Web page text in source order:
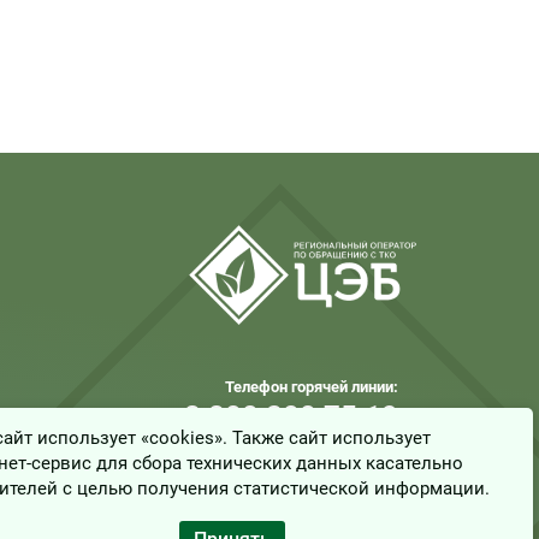
Телефон горячей линии:
8 800 200 75 19
info@tko31.ru
использует «cookies». Также сайт использует
сервис для сбора технических данных касательно
с целью получения статистической информации.